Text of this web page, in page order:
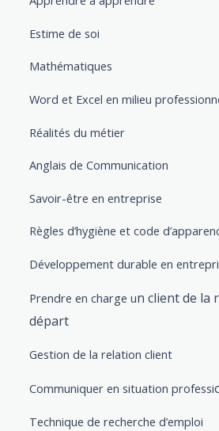
Estime de soi
Mathématiques
Word et Excel en milieu
Réalités du métier
Anglais de Communication
Savoir-être en entreprise
Règles d’hygiène et code
Développement durable en
Prendre en charge un client de la
départ
Gestion de la relation client
Communiquer en situation professi
Technique de recherche d’emploi